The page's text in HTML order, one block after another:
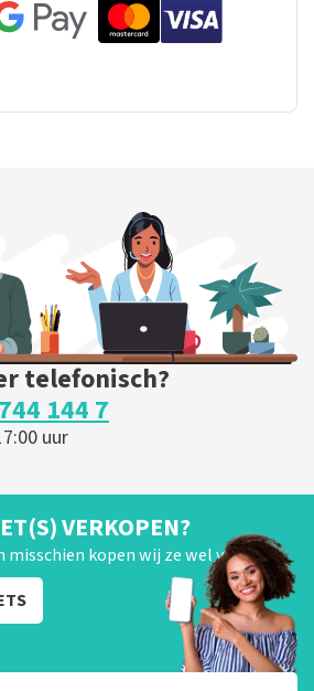
telefonisch?
144 7
uur
VERKOPEN?
kopen wij ze wel van je!